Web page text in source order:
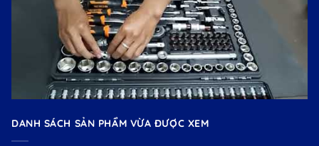
DANH SÁCH SẢN PHẨM VỪA ĐƯỢC XEM